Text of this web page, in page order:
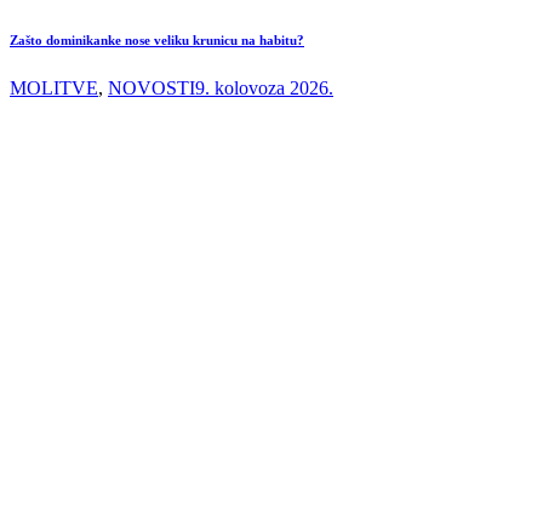
Zašto dominikanke nose veliku krunicu na habitu?
MOLITVE, NOVOSTI9. kolovoza 2026.